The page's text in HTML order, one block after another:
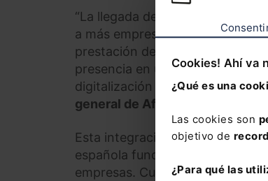
Cookies! Ahí va
¿Qué es una
Las cookies son
objetivo de
¿Para qué las
“La llegada de Afianza a
a más empresas en la zona
prestación de servicios
presencia en una comunidad
digitalización que complementa
general de Afianza
Esta integración forma parte
española fundada en 2002 y
empresas. Cuenta con más